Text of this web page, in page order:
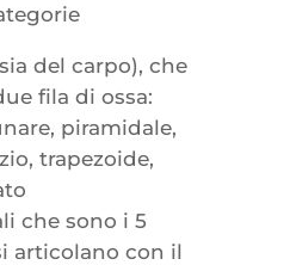
del carpo), che
fila di ossa:
piramidale,
trapezoide,
che sono i 5
articolano con il